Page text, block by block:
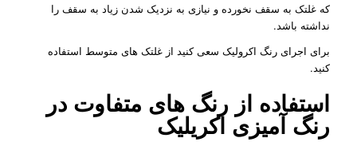
که غلتک به سقف نخورده و نیازی به نزدیک شدن زیاد به سقف را
نداشته باشد.
برای اجرای رنگ اکرولیک سعی کنید از غلتک های متوسط استفاده
کنید.
استفاده از رنگ های متفاوت در
رنگ آمیزی اکریلیک